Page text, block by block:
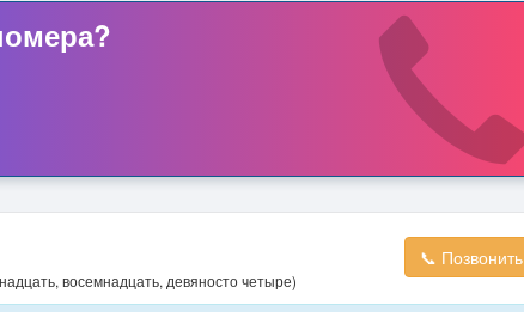
📞 Позвонить
восемнадцать, девяносто четыре)